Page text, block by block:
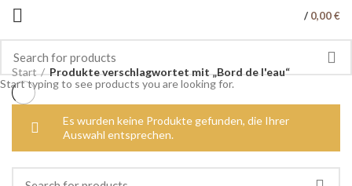
/ 0,00€
Start Produkte verschlagwortet mit „Bord de l'eau“
Es wurden keine Produkte gefunden, die Ihrer
Auswahl entsprechen.
Start typing to see products you are looking for.